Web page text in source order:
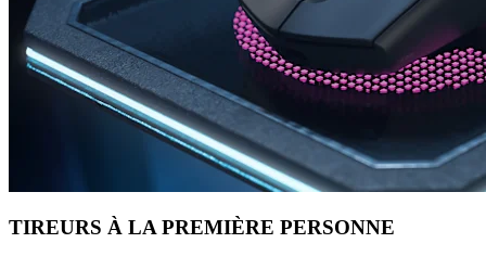
TIREURS À LA PREMIÈRE PERSONNE